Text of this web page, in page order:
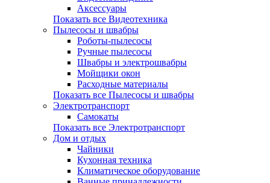
Аксессуары
Показать все Видеотехника
Пылесосы и швабры
Роботы-пылесосы
Ручные пылесосы
Швабры и электрошвабры
Мойщики окон
Расходные материалы
Показать все Пылесосы и швабры
Электротранспорт
Самокаты
Показать все Электротранспорт
Дом и отдых
Чайники
Кухонная техника
Климатическое оборудование